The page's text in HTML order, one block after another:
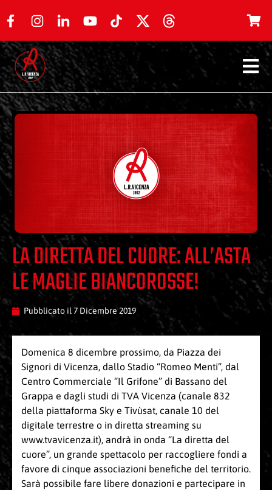
LA DIRETTA DEL CUORE: ALL’ASTA
LE MAGLIE BIANCOROSSE!
Pubblicato il 7 Dicembre 2019
Domenica 8 dicembre prossimo, da Piazza dei
Signori di Vicenza, dallo Stadio “Romeo Menti”, dal
Centro Commerciale “Il Grifone” di Bassano del
Grappa e dagli studi di TVA Vicenza (canale 832
della piattaforma Sky e Tivùsat, canale 10 del
digitale terrestre o in diretta streaming su
www.tvavicenza.it), andrà in onda “La diretta del
cuore”, un grande spettacolo per raccogliere fondi a
favore di cinque associazioni benefiche del territorio.
Sarà possibile fare libere donazioni e partecipare in